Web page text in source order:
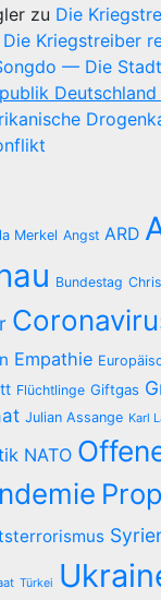
zu Die
Die Kriegstreiber
— Die
Merkel Angst ARD
Bundestag
Empathie
Flüchtlinge Giftgas
Julian Assange Karl
NATO
Türkei